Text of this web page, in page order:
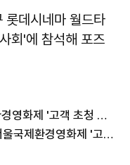
롯데시네마 월드타
회'에 참석해 포즈
佛 환경 기업 베올리아, 서울국제환경영화제 '고객 초청 특별 시사회' 성료
글로벌 환경기업 베올리아, 18일 서울국제환경영화제 '고객 초청 특별 시사회' 개최